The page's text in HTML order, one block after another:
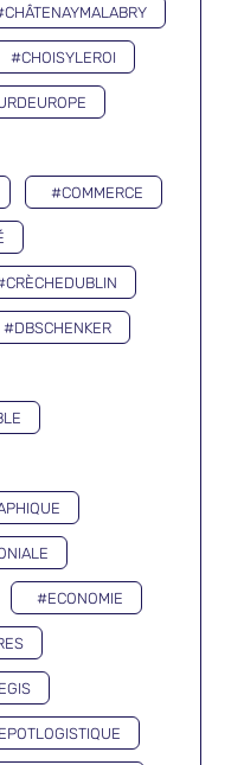
#CHOISYLEROI
#COMMERCE
#DBSCHENKER
#ECONOMIE